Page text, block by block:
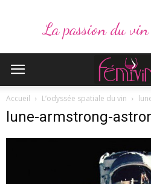
La passion du
Accueil L’odyssée spatiale du vin
lune-armstrong-